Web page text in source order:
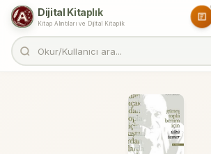
Dijital Kitaplık
Kitap Alıntıları ve Dijital Kitaplık